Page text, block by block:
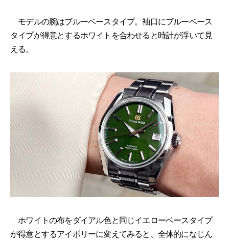
モデルの腕はブルーベースタイプ。袖口にブルーベース
タイプが得意とするホワイトを合わせると時計が浮いて見
える。
ホワイトの布をダイアル色と同じイエローベースタイプ
が得意とするアイボリーに変えてみると、全体的になじん